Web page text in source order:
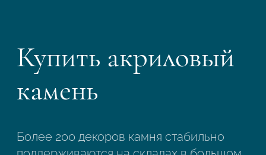
Купить акриловый
камень
Более 200 декоров камня стабильно